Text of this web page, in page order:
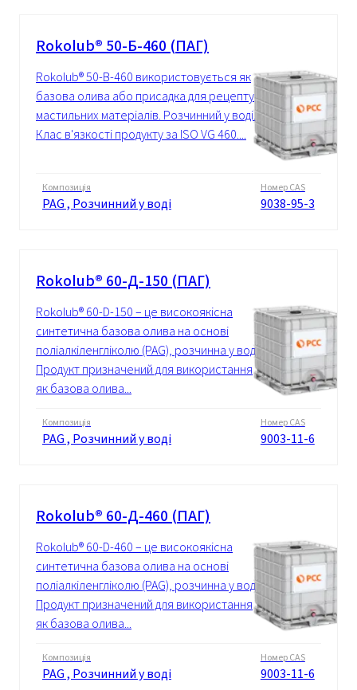
Rokolub® 50-Б-460 (ПАГ)
Rokolub® 50-B-460 використовується як
базова олива або присадка для рецептур
мастильних матеріалів. Розчинний у воді.
Клас в'язкості продукту за ISO VG 460....
Композиція
PAG , Розчинний у воді
Номер CAS
9038-95-3
Rokolub® 60-Д-150 (ПАГ)
Rokolub® 60-D-150 – це високоякісна
синтетична базова олива на основі
поліалкіленгліколю (PAG), розчинна у воді.
Продукт призначений для використання
як базова олива...
Композиція
PAG , Розчинний у воді
Номер CAS
9003-11-6
Rokolub® 60-Д-460 (ПАГ)
Rokolub® 60-D-460 – це високоякісна
синтетична базова олива на основі
поліалкіленгліколю (PAG), розчинна у воді.
Продукт призначений для використання
як базова олива...
Композиція
PAG , Розчинний у воді
Номер CAS
9003-11-6